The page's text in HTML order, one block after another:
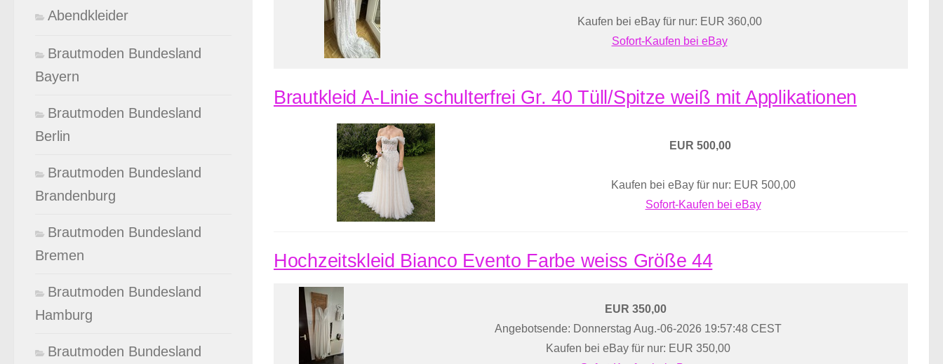
Kaufen bei eBay für nur: EUR 360,00
Sofort-Kaufen bei eBay
Brautkleid A-Linie schulterfrei Gr. 40 Tüll/Spitze weiß mit Applikationen
EUR 500,00
Kaufen bei eBay für nur: EUR 500,00
Sofort-Kaufen bei eBay
Hochzeitskleid Bianco Evento Farbe weiss Größe 44
EUR 350,00
Angebotsende: Donnerstag Aug.-06-2026 19:57:48 CEST
Kaufen bei eBay für nur: EUR 350,00
Abendkleider
Brautmoden Bundesland
Bayern
Brautmoden Bundesland
Berlin
Brautmoden Bundesland
Brandenburg
Brautmoden Bundesland
Bremen
Brautmoden Bundesland
Hamburg
Brautmoden Bundesland